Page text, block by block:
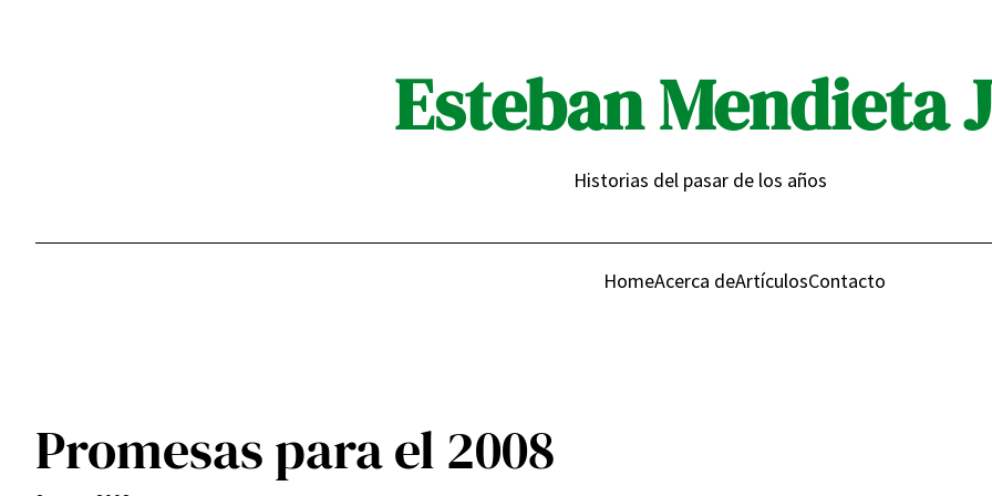
Esteban Mendieta
Historias del pasar de los años
HomeAcerca deArtículosContacto
Promesas para el 2008